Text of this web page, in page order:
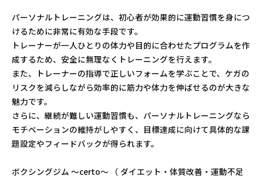
パーソナルトレーニングは、初心者が効果的に運動習慣を身につ
けるために非常に有効な手段です。
トレーナーが一人ひとりの体力や目的に合わせたプログラムを作
成するため、安全に無理なくトレーニングを行えます。
また、トレーナーの指導で正しいフォームを学ぶことで、ケガの
リスクを減らしながら効率的に筋力や体力を伸ばせるのが大きな
魅力です。
さらに、継続が難しい運動習慣も、パーソナルトレーニングなら
モチベーションの維持がしやすく、目標達成に向けて具体的な課
題設定やフィードバックが得られます。
ボクシングジム ～certo～ （ ダイエット・体質改善・運動不足